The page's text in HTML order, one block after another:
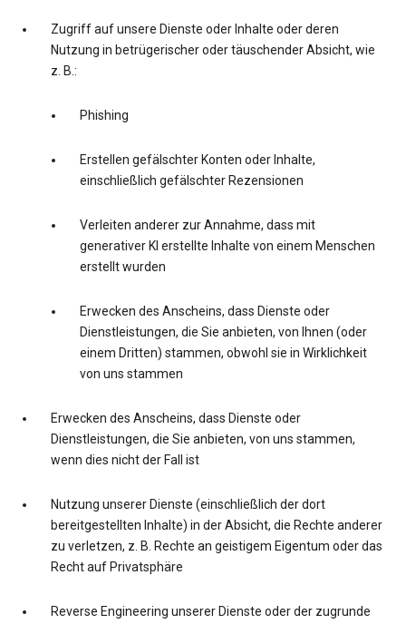
Zugriff auf unsere Dienste oder Inhalte oder deren
Nutzung in betrügerischer oder täuschender Absicht, wie
z. B.:
Phishing
Erstellen gefälschter Konten oder Inhalte,
einschließlich gefälschter Rezensionen
Verleiten anderer zur Annahme, dass mit
generativer KI erstellte Inhalte von einem Menschen
erstellt wurden
Erwecken des Anscheins, dass Dienste oder
Dienstleistungen, die Sie anbieten, von Ihnen (oder
einem Dritten) stammen, obwohl sie in Wirklichkeit
von uns stammen
Erwecken des Anscheins, dass Dienste oder
Dienstleistungen, die Sie anbieten, von uns stammen,
wenn dies nicht der Fall ist
Nutzung unserer Dienste (einschließlich der dort
bereitgestellten Inhalte) in der Absicht, die Rechte anderer
zu verletzen, z. B. Rechte an geistigem Eigentum oder das
Recht auf Privatsphäre
Reverse Engineering unserer Dienste oder der zugrunde